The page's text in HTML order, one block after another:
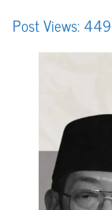
Post Views:449